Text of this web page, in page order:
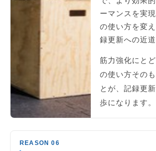
ーマンスを実
の使い方を変
録更新への近道
筋力強化にと
の使い方その
とが、記録更
歩になります。
REASON 06